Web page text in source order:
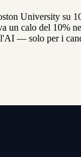
University su
un calo del 10%
— solo per i